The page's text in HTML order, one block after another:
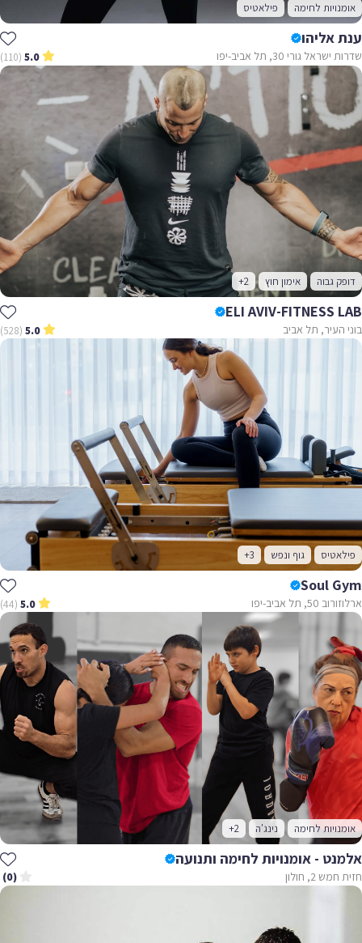
אומנויות לחימה פילאטיס
ענת אליהו
שדרות ישראל גורי 30, תל אביב-יפו 5.0
(110)
דופק גבוה אימון חוץ +2
ELI AVIV-FITNESS LAB
בוני העיר, תל אביב 5.0
(528)
פילאטיס גוף ונפש +3
Soul Gym
ארלוזורוב 50, תל אביב-יפו 5.0
(44)
אומנויות לחימה נינג'ה +2
אלמנט - אומנויות לחימה ותנועה
חזית חמש 2, חולון (0)